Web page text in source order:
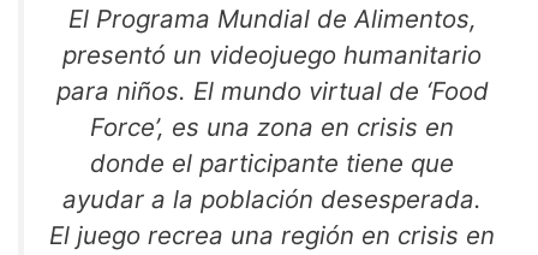
El Programa Mundial de Alimentos,
presentó un videojuego humanitario
para niños. El mundo virtual de ‘Food
Force’, es una zona en crisis en
donde el participante tiene que
ayudar a la población desesperada.
El juego recrea una región en crisis en